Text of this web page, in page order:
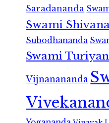
Saradananda
Swami
Subodhananda
Swami
Vijnanananda